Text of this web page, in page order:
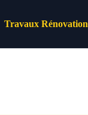
Travaux Rénovation